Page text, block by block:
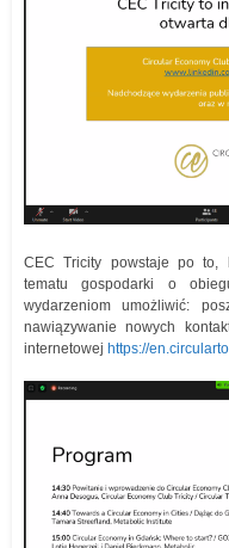
CEC Tricity powstaje po to,
tematu gospodarki o
wydarzeniom umożliwić:
nawiązywanie nowych
internetowej https://